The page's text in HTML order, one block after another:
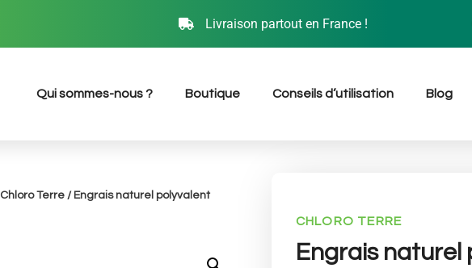
Livraison partout en France !
Qui sommes-nous ? Boutique Conseils d’utilisation Blog
Chloro Terre / Engrais naturel polyvalent
CHLORO TERRE
Engrais naturel